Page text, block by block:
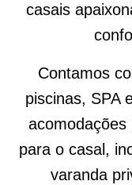
casais
Contamos
piscinas, SPA
acomodações
para o casal,
varanda